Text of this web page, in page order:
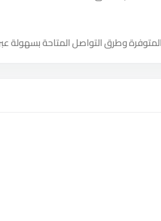
وطرق التواصل المتاحة بسهولة